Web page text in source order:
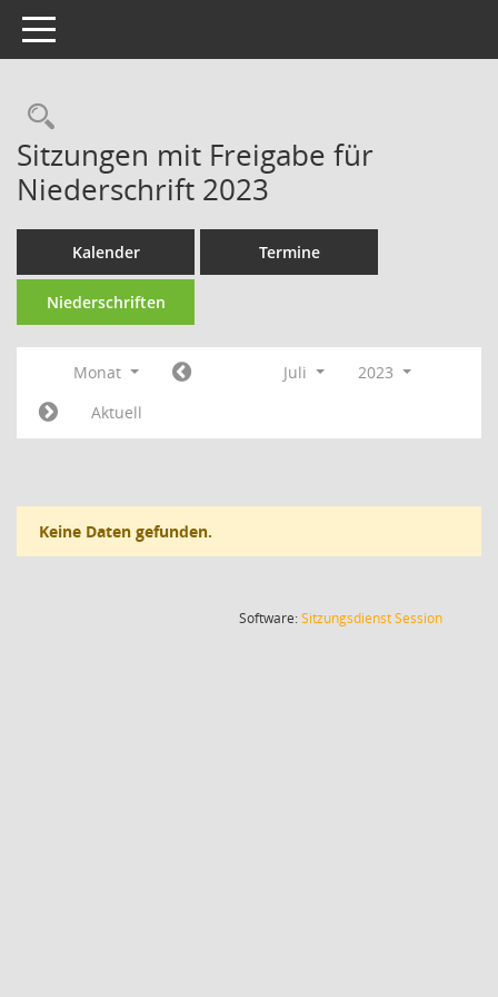
Toggle navigation
Rechercheauswahl
Sitzungen mit Freigabe für
Niederschrift 2023
Kalender Termine
Niederschriften
Monat Juli
2023
Aktuell
Keine Daten gefunden.
Software:SitzungsdienstSession(Wird in